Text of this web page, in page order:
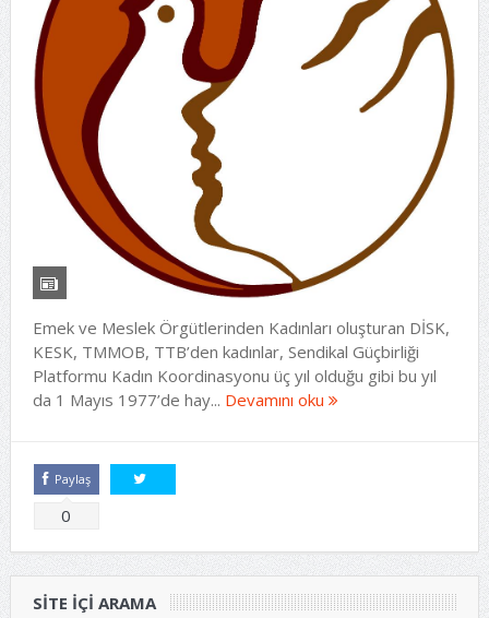
Emek ve Meslek Örgütlerinden Kadınları oluşturan DİSK,
KESK, TMMOB, TTB’den kadınlar, Sendikal Güçbirliği
Platformu Kadın Koordinasyonu üç yıl olduğu gibi bu yıl
da 1 Mayıs 1977’de hay... Devamını oku
Paylaş
0
SITE IÇI ARAMA